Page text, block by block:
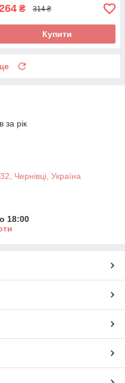
₴ 314 ₴
Купити
за рік
Чернівці, Україна
18:00